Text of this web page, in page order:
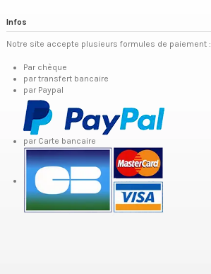
Infos
Notre site accepte plusieurs formules de paiement :
Par chèque
par transfert bancaire
par Paypal
par Carte bancaire